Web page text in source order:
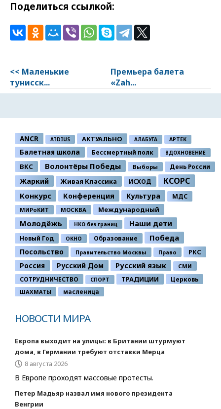
Поделиться ссылкой:
<< Маленькие
тунисск...
Премьера балета
«Zah...
ANCR ATDIUS АКТУАЛЬНО АЛАБУГА АРТЕК
Балетная школа Бессмертный полк ВДОХНОВЕНИЕ
ВКС Волонтёры Победы Выборы День России
Жаркий Живая Классика ИСХОД КСОРС
Конкурс Конференция Культура МДС
МИРоКИТ МОСКВА Международный
Молодёжь НКО без границ Наши дети
Новый Год ОКНО Образование Победа
Посольство Правительство Москвы Право РКС
Россия Русский Дом Русский язык СМИ
СОТРУДНИЧЕСТВО СПОРТ ТРАДИЦИИ Церковь
ШАХМАТЫ масленица
НОВОСТИ МИРА
Европа выходит на улицы: в Британии штурмуют
дома, в Германии требуют отставки Мерца
8 августа 2026
В Европе проходят массовые протесты.
Петер Мадьяр назвал имя нового президента
Венгрии